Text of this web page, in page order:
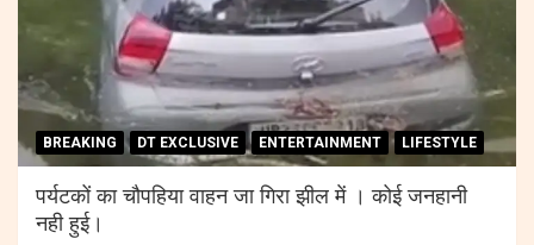
BREAKING DT EXCLUSIVE ENTERTAINMENT LIFESTYLE
पर्यटकों का चौपहिया वाहन जा गिरा झील में । कोई जनहानी
नही हुई।